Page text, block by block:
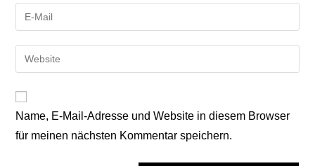
Namen
oder
zum
Kommentieren
ein
Gib
deine
E-
Mail-
Kommentieren
ein
Gib
deine
URL
ein
(optional)
Name, E-Mail-Adresse und Website in diesem Browser
für meinen nächsten Kommentar speichern.